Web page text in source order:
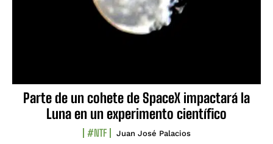
Parte de un cohete de SpaceX impactará la
Luna en un experimento científico
#NTF Juan José Palacios